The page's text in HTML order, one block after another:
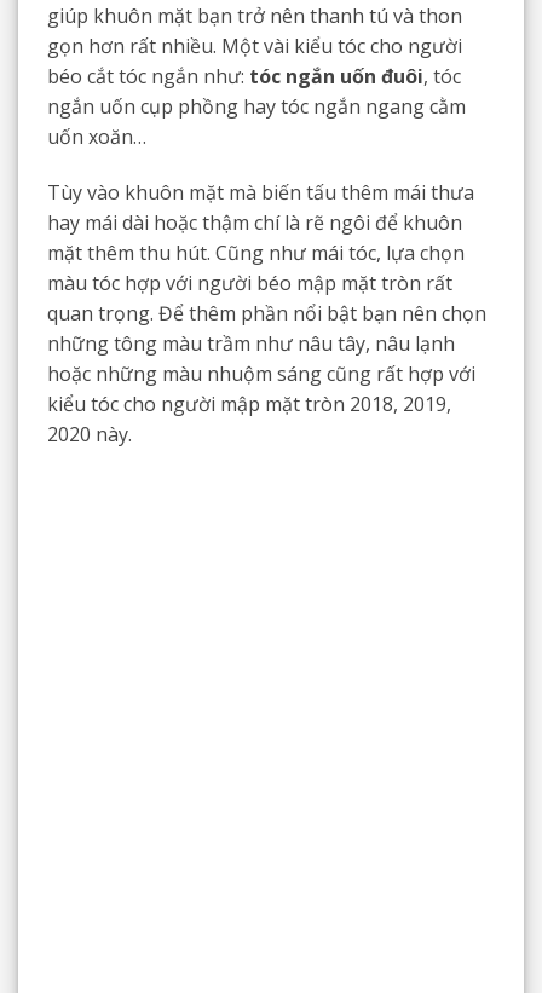
giúp khuôn mặt bạn trở nên thanh tú và thon
gọn hơn rất nhiều. Một vài kiểu tóc cho người
béo cắt tóc ngắn như: tóc ngắn uốn đuôi, tóc
ngắn uốn cụp phồng hay tóc ngắn ngang cằm
uốn xoăn…
Tùy vào khuôn mặt mà biến tấu thêm mái thưa
hay mái dài hoặc thậm chí là rẽ ngôi để khuôn
mặt thêm thu hút. Cũng như mái tóc, lựa chọn
màu tóc hợp với người béo mập mặt tròn rất
quan trọng. Để thêm phần nổi bật bạn nên chọn
những tông màu trầm như nâu tây, nâu lạnh
hoặc những màu nhuộm sáng cũng rất hợp với
kiểu tóc cho người mập mặt tròn 2018, 2019,
2020 này.